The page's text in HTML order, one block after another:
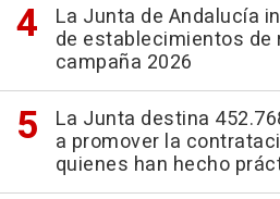
La Junta de Andalucía
de establecimientos de
campaña 2026
La Junta destina
a promover la
quienes han hecho